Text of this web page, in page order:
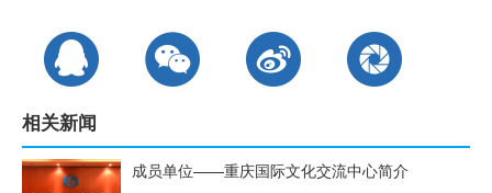
相关新闻
成员单位——重庆国际文化交流中心简介